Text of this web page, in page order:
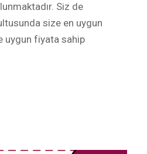
Siz de
size en uygun
uygun fiyata sahip